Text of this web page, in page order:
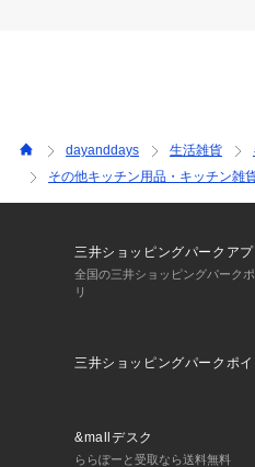
dayanddays 生活雑貨
その他キッチン用品・キッチン雑
三井ショッピングパークアプ
全国の三井ショッピングパーク
リ
三井ショッピングパークポイ
&mallデスク
ららぽーと受取なら送料無料